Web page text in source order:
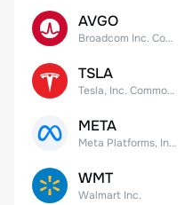
AVGO
Broadcom Inc. Common Stock
TSLA
Tesla, Inc. Common Stock
META
Meta Platforms, Inc. Class A Common Stock
WMT
Walmart Inc.